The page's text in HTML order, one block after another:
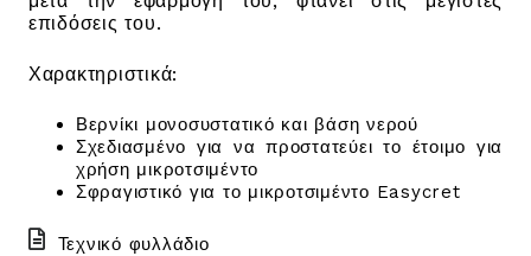
επιδόσεις του.
Χαρακτηριστικά:
Βερνίκι μονοσυστατικό και βάση νερού
Σχεδιασμένο για να προστατεύει το έτοιμο για
χρήση μικροτσιμέντο
Σφραγιστικό για το μικροτσιμέντο Easycret
Τεχνικό φυλλάδιο